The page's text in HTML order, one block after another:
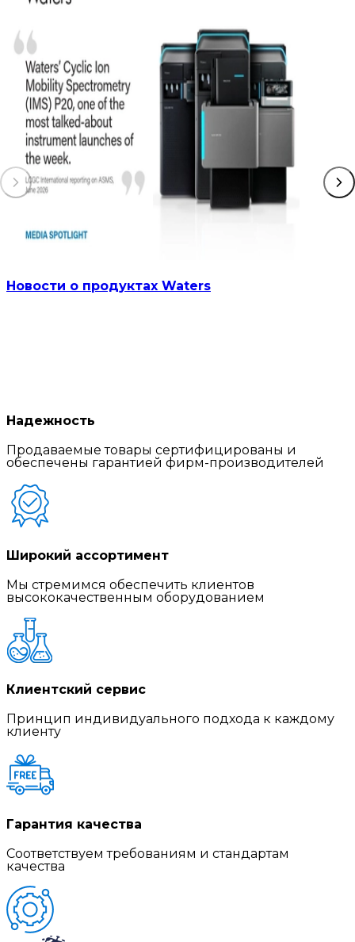
Новости о продуктах Waters
Надежность
Продаваемые товары сертифицированы и
обеспечены гарантией фирм-производителей
Широкий ассортимент
Мы стремимся обеспечить клиентов
высококачественным оборудованием
Клиентский сервис
Принцип индивидуального подхода к каждому
клиенту
Гарантия качества
Соответствуем требованиям и стандартам
качества